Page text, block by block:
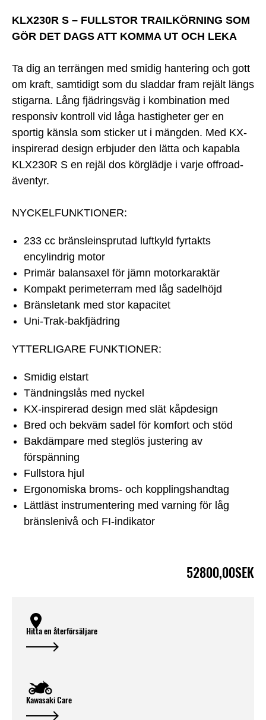
KLX230R S – FULLSTOR TRAILKÖRNING SOM
GÖR DET DAGS ATT KOMMA UT OCH LEKA
Ta dig an terrängen med smidig hantering och gott
om kraft, samtidigt som du sladdar fram rejält längs
stigarna. Lång fjädringsväg i kombination med
responsiv kontroll vid låga hastigheter ger en
sportig känsla som sticker ut i mängden. Med KX-
inspirerad design erbjuder den lätta och kapabla
KLX230R S en rejäl dos körglädje i varje offroad-
äventyr.
NYCKELFUNKTIONER:
233 cc bränsleinsprutad luftkyld fyrtakts
encylindrig motor
Primär balansaxel för jämn motorkaraktär
Kompakt perimeterram med låg sadelhöjd
Bränsletank med stor kapacitet
Uni-Trak-bakfjädring
YTTERLIGARE FUNKTIONER:
Smidig elstart
Tändningslås med nyckel
KX-inspirerad design med slät kåpdesign
Bred och bekväm sadel för komfort och stöd
Bakdämpare med steglös justering av
förspänning
Fullstora hjul
Ergonomiska broms- och kopplingshandtag
Lättläst instrumentering med varning för låg
bränslenivå och FI-indikator
52800,00SEK
Hitta en återförsäljare
Kawasaki Care